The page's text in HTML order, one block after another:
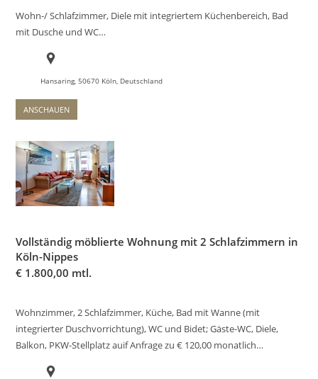
Wohn-/ Schlafzimmer, Diele mit integriertem Küchenbereich, Bad
mit Dusche und WC…
Hansaring, 50670 Köln, Deutschland
ANSCHAUEN
Vollständig möblierte Wohnung mit 2 Schlafzimmern in
Köln-Nippes
€ 1.800,00 mtl.
Wohnzimmer, 2 Schlafzimmer, Küche, Bad mit Wanne (mit
integrierter Duschvorrichtung), WC und Bidet; Gäste-WC, Diele,
Balkon, PKW-Stellplatz auif Anfrage zu € 120,00 monatlich…